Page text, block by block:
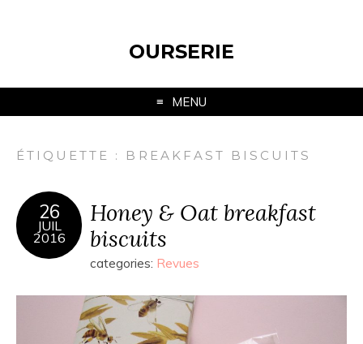
OURSERIE
MENU
ÉTIQUETTE : BREAKFAST BISCUITS
26
JUIL
2016
Honey & Oat breakfast
biscuits
categories: Revues